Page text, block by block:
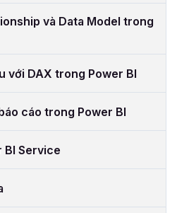
và Data Model trong
với DAX trong Power BI
cáo trong Power BI
BI Service